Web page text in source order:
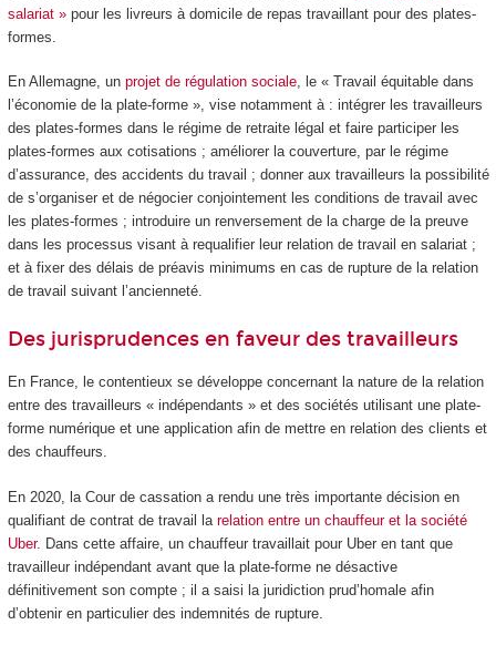
salariat »pour les livreurs à domicile de repas travaillant pour des plates-
formes.
En Allemagne, un projet de régulation sociale, le « Travail équitable dans
l’économie de la plate-forme », vise notamment à : intégrer les travailleurs
des plates-formes dans le régime de retraite légal et faire participer les
plates-formes aux cotisations ; améliorer la couverture, par le régime
d’assurance, des accidents du travail ; donner aux travailleurs la possibilité
de s’organiser et de négocier conjointement les conditions de travail avec
les plates-formes ; introduire un renversement de la charge de la preuve
dans les processus visant à requalifier leur relation de travail en salariat ;
et à fixer des délais de préavis minimums en cas de rupture de la relation
de travail suivant l’ancienneté.
Des jurisprudences en faveur des travailleurs
En France, le contentieux se développe concernant la nature de la relation
entre des travailleurs « indépendants » et des sociétés utilisant une plate-
forme numérique et une application afin de mettre en relation des clients et
des chauffeurs.
En 2020, la Cour de cassation a rendu une très importante décision en
qualifiant de contrat de travail la relation entre un chauffeur et la société
Uber. Dans cette affaire, un chauffeur travaillait pour Uber en tant que
travailleur indépendant avant que la plate-forme ne désactive
définitivement son compte ; il a saisi la juridiction prud’homale afin
d’obtenir en particulier des indemnités de rupture.